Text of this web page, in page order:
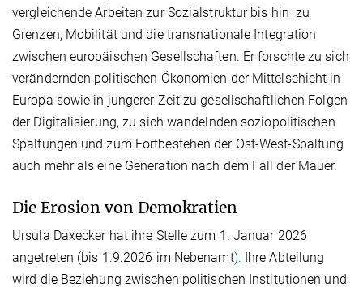
vergleichende Arbeiten zur Sozialstruktur bis hin zu
Grenzen, Mobilität und die transnationale Integration
zwischen europäischen Gesellschaften. Er forschte zu sich
verändernden politischen Ökonomien der Mittelschicht in
Europa sowie in jüngerer Zeit zu gesellschaftlichen Folgen
der Digitalisierung, zu sich wandelnden soziopolitischen
Spaltungen und zum Fortbestehen der Ost-West-Spaltung
auch mehr als eine Generation nach dem Fall der Mauer.
Die Erosion von Demokratien
Ursula Daxecker hat ihre Stelle zum 1. Januar 2026
angetreten (bis 1.9.2026 im Nebenamt). Ihre Abteilung
wird die Beziehung zwischen politischen Institutionen und